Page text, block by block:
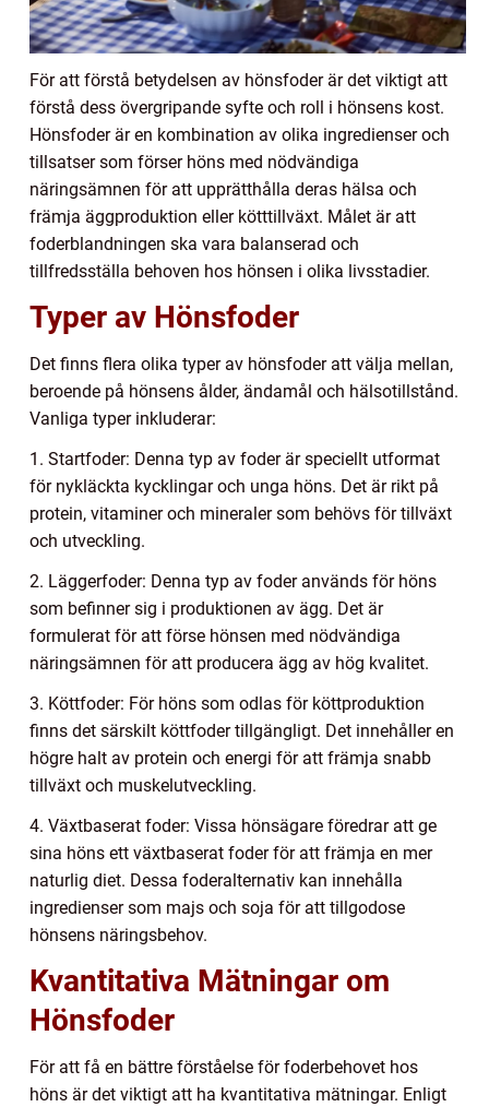
För att förstå betydelsen av hönsfoder är det viktigt att
förstå dess övergripande syfte och roll i hönsens kost.
Hönsfoder är en kombination av olika ingredienser och
tillsatser som förser höns med nödvändiga
näringsämnen för att upprätthålla deras hälsa och
främja äggproduktion eller kötttillväxt. Målet är att
foderblandningen ska vara balanserad och
tillfredsställa behoven hos hönsen i olika livsstadier.
Typer av Hönsfoder
Det finns flera olika typer av hönsfoder att välja mellan,
beroende på hönsens ålder, ändamål och hälsotillstånd.
Vanliga typer inkluderar:
1. Startfoder: Denna typ av foder är speciellt utformat
för nykläckta kycklingar och unga höns. Det är rikt på
protein, vitaminer och mineraler som behövs för tillväxt
och utveckling.
2. Läggerfoder: Denna typ av foder används för höns
som befinner sig i produktionen av ägg. Det är
formulerat för att förse hönsen med nödvändiga
näringsämnen för att producera ägg av hög kvalitet.
3. Köttfoder: För höns som odlas för köttproduktion
finns det särskilt köttfoder tillgängligt. Det innehåller en
högre halt av protein och energi för att främja snabb
tillväxt och muskelutveckling.
4. Växtbaserat foder: Vissa hönsägare föredrar att ge
sina höns ett växtbaserat foder för att främja en mer
naturlig diet. Dessa foderalternativ kan innehålla
ingredienser som majs och soja för att tillgodose
hönsens näringsbehov.
Kvantitativa Mätningar om
Hönsfoder
För att få en bättre förståelse för foderbehovet hos
höns är det viktigt att ha kvantitativa mätningar. Enligt